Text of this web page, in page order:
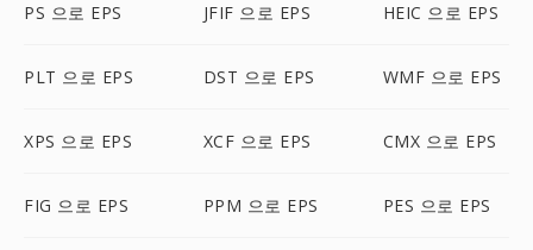
PS 으로 EPS JFIF 으로 EPS HEIC 으로 EPS
PLT 으로 EPS DST 으로 EPS WMF 으로 EPS
XPS 으로 EPS XCF 으로 EPS CMX 으로 EPS
FIG 으로 EPS PPM 으로 EPS PES 으로 EPS